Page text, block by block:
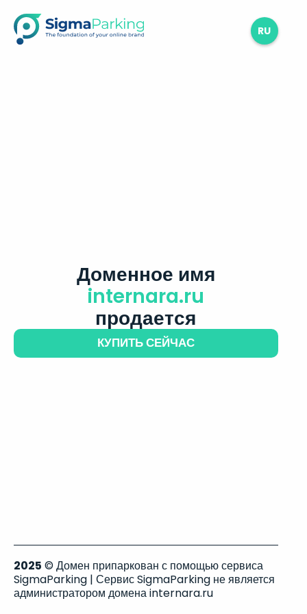
RU
Доменное имя
internara.ru
продается
КУПИТЬ СЕЙЧАС
2025 © Домен припаркован с помощью сервиса
SigmaParking | Сервис SigmaParking не является
администратором домена internara.ru